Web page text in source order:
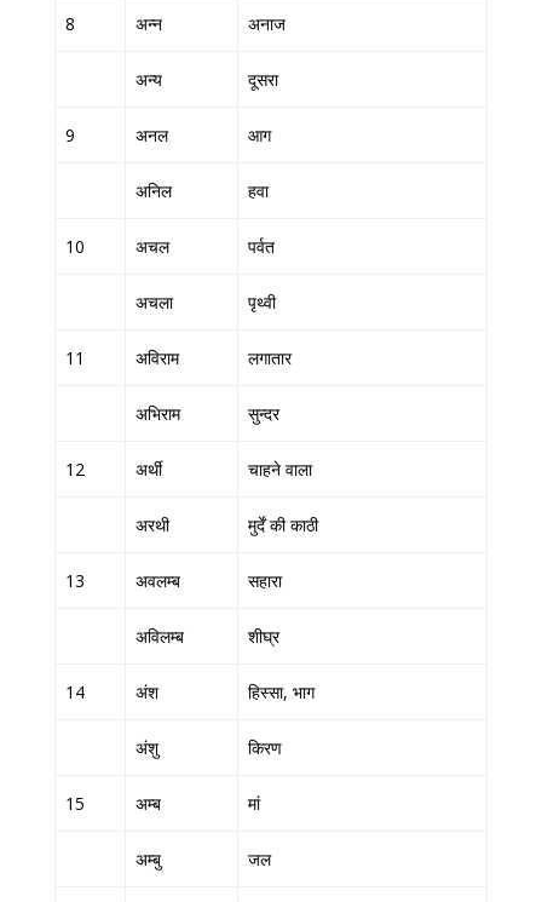
8 अन्न अनाज
अन्य दूसरा
9 अनल आग
अनिल हवा
10 अचल पर्वत
अचला पृथ्वी
11 अविराम लगातार
अभिराम सुन्दर
12 अर्थी चाहने वाला
अरथी मुर्दें की काठी
13 अवलम्ब सहारा
अविलम्ब शीघ्र
14 अंश हिस्सा, भाग
अंशु किरण
15 अम्ब मां
अम्बु जल